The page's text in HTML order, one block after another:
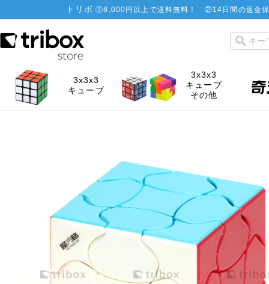
トリボ ①8,000円以上で送料無料！ ②14日間の返金
3x3x3
キューブ
3x3x3
キューブ
その他